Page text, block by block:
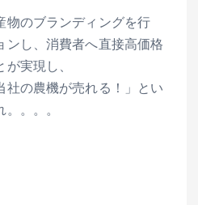
物のブランディングを行
ンし、消費者へ直接高価格
実現し、
社の農機が売れる！」とい
。。。